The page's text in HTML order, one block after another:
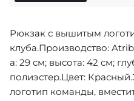
Рюкзак с вышитым
клуба.Производство:
а: 29 см; высота: 42 см;
полиэстер.Цвет:
логотип команды,